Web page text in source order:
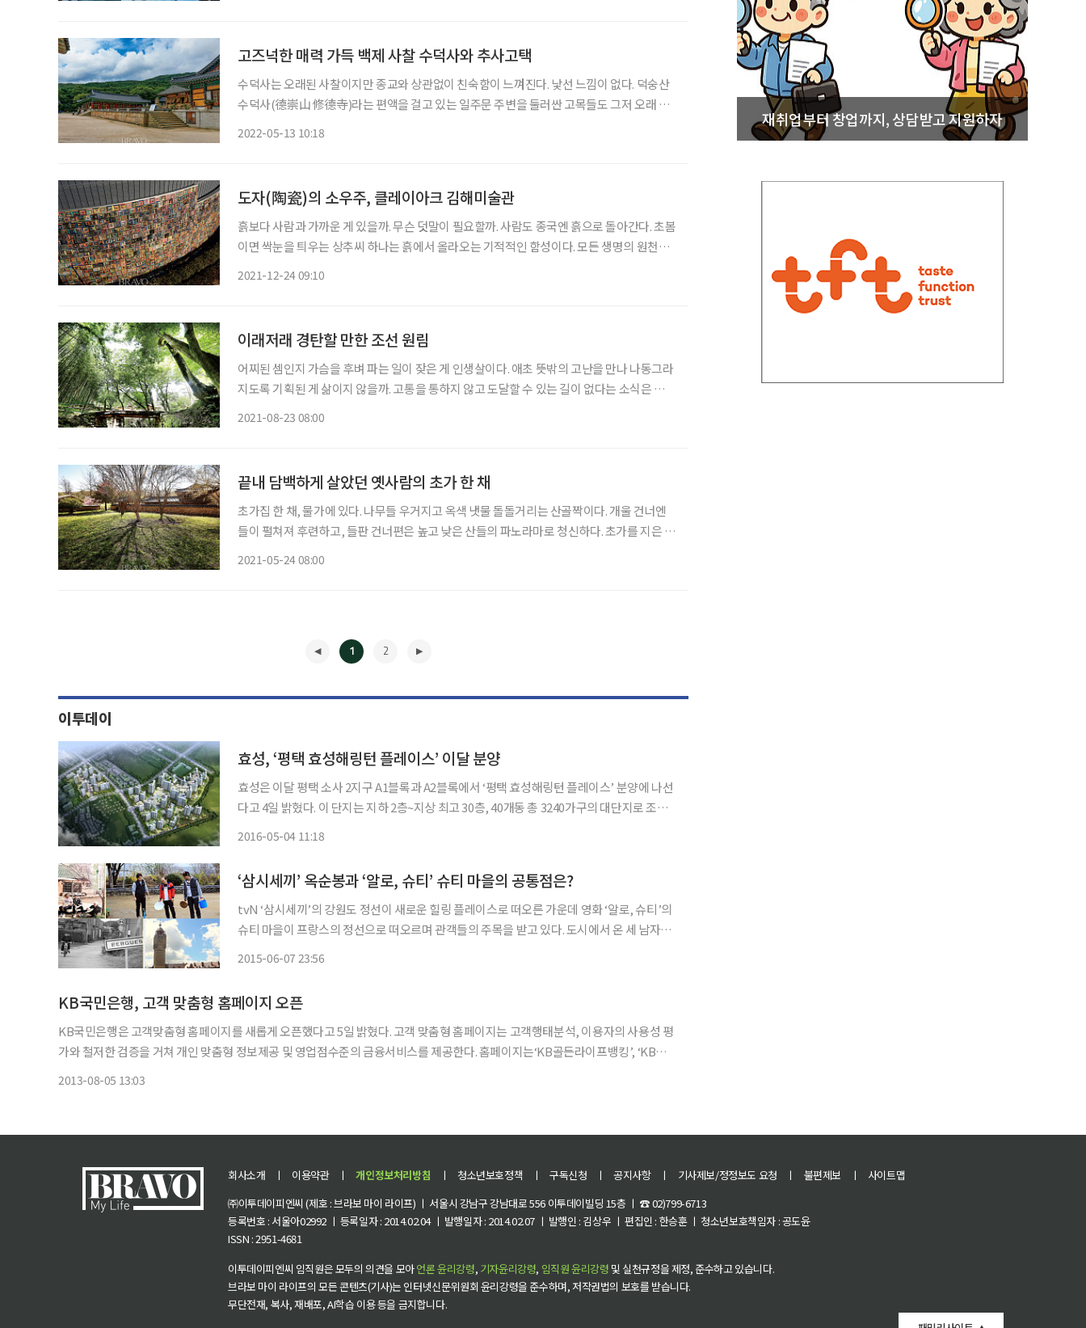
고즈넉한 매력 가득 백제 사찰 수덕사와 추사고택
수덕사는 오래된 사찰이지만 종교와 상관없이 친숙함이 느껴진다. 낯선 느낌이 없다. 덕숭산
수덕사(德崇山 修德寺)라는 편액을 걸고 있는 일주문 주변을 둘러싼 고목들도 그저 오래 보
2022-05-13 10:18
도자(陶瓷)의 소우주, 클레이아크 김해미술관
흙보다 사람과 가까운 게 있을까. 무슨 덧말이 필요할까. 사람도 종국엔 흙으로 돌아간다. 초봄
이면 싹눈을 틔우는 상추씨 하나는 흙에서 올라오는 기적적인 함성이다. 모든 생명의 원천이
2021-12-24 09:10
이래저래 경탄할 만한 조선 원림
어찌된 셈인지 가슴을 후벼 파는 일이 잦은 게 인생살이다. 애초 뜻밖의 고난을 만나 나동그라
지도록 기획된 게 삶이지 않을까. 고통을 통하지 않고 도달할 수 있는 길이 없다는 소식은 비처
2021-08-23 08:00
끝내 담백하게 살았던 옛사람의 초가 한 채
초가집 한 채, 물가에 있다. 나무들 우거지고 옥색 냇물 돌돌거리는 산골짝이다. 개울 건너엔
들이 펼쳐져 후련하고, 들판 건너편은 높고 낮은 산들의 파노라마로 청신하다. 초가를 지은 이
2021-05-24 08:00
1 2
이투데이
효성, ‘평택 효성해링턴 플레이스’ 이달 분양
효성은 이달 평택 소사 2지구 A1블록과 A2블록에서 ‘평택 효성해링턴 플레이스’ 분양에 나선
다고 4일 밝혔다. 이 단지는 지하 2층~지상 최고 30층, 40개동 총 3240가구의 대단지로 조성
2016-05-04 11:18
‘삼시세끼’ 옥순봉과 ‘알로, 슈티’ 슈티 마을의 공통점은?
tvN ‘삼시세끼’의 강원도 정선이 새로운 힐링 플레이스로 떠오른 가운데 영화 ‘알로, 슈티’의
슈티 마을이 프랑스의 정선으로 떠오르며 관객들의 주목을 받고 있다. 도시에서 온 세 남자가
2015-06-07 23:56
KB국민은행, 고객 맞춤형 홈페이지 오픈
KB국민은행은 고객맞춤형 홈페이지를 새롭게 오픈했다고 5일 밝혔다. 고객 맞춤형 홈페이지는 고객행태분석, 이용자의 사용성 평
가와 철저한 검증을 거쳐 개인 맞춤형 정보제공 및 영업점수준의 금융서비스를 제공한다. 홈페이지는‘KB골든라이프뱅킹’, ‘KB추
2013-08-05 13:03
재취업부터 창업까지, 상담받고 지원하자
회사소개 ㅣ 이용약관 ㅣ 개인정보처리방침 ㅣ 청소년보호정책 ㅣ 구독신청 ㅣ 공지사항 ㅣ 기사제보/정정보도 요청 ㅣ 불편제보 ㅣ
사이트맵
㈜이투데이피엔씨 (제호 : 브라보 마이 라이프) ㅣ 서울시 강남구 강남대로 556 이투데이빌딩 15층 ㅣ ☎ 02)799-6713
등록번호 : 서울아02992 ㅣ 등록일자 : 2014.02.04 ㅣ 발행일자 : 2014.02.07 ㅣ 발행인 : 김상우 ㅣ 편집인 : 한승훈 ㅣ 청소년보호책임자 : 공도윤
ISSN : 2951-4681
이투데이피엔씨 임직원은 모두의 의견을 모아언론 윤리강령, 기자윤리강령, 임직원 윤리강령 및 실천규정을 제정, 준수하고 있습니다.
브라보 마이 라이프의 모든 콘텐츠(기사)는 인터넷신문위원회 윤리강령을 준수하며, 저작권법의 보호를 받습니다.
무단전재, 복사, 재배포, AI학습 이용 등을 금지합니다.